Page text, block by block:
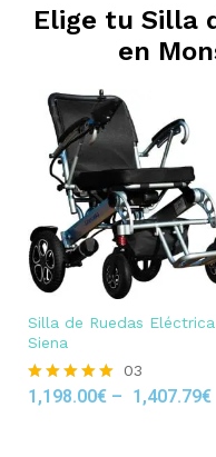
Elige tu Silla
en
Silla de Ruedas Eléctrica
Siena
Rated
03
1,198.00€ – 1,407.79€